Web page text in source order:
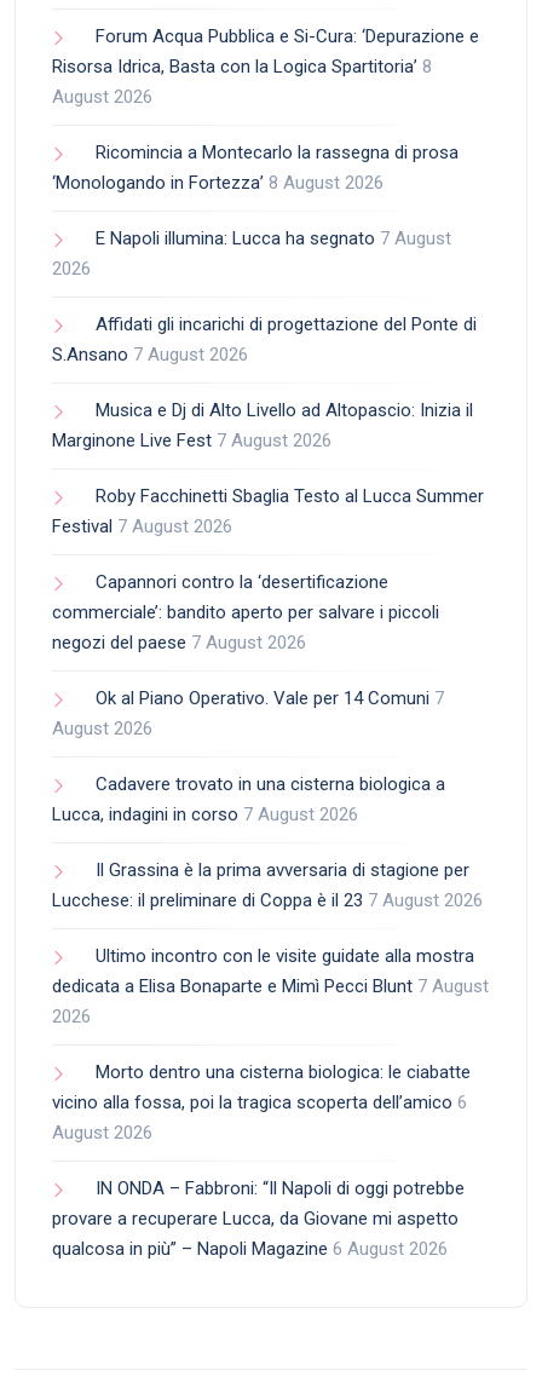
Forum Acqua Pubblica e Si-Cura: ‘Depurazione e
Risorsa Idrica, Basta con la Logica Spartitoria’ 8
August 2026
Ricomincia a Montecarlo la rassegna di prosa
‘Monologando in Fortezza’ 8 August 2026
E Napoli illumina: Lucca ha segnato 7 August
2026
Affidati gli incarichi di progettazione del Ponte di
S.Ansano 7 August 2026
Musica e Dj di Alto Livello ad Altopascio: Inizia il
Marginone Live Fest 7 August 2026
Roby Facchinetti Sbaglia Testo al Lucca Summer
Festival 7 August 2026
Capannori contro la ‘desertificazione
commerciale’: bandito aperto per salvare i piccoli
negozi del paese 7 August 2026
Ok al Piano Operativo. Vale per 14 Comuni 7
August 2026
Cadavere trovato in una cisterna biologica a
Lucca, indagini in corso 7 August 2026
Il Grassina è la prima avversaria di stagione per
Lucchese: il preliminare di Coppa è il 23 7 August 2026
Ultimo incontro con le visite guidate alla mostra
dedicata a Elisa Bonaparte e Mimì Pecci Blunt 7 August
2026
Morto dentro una cisterna biologica: le ciabatte
vicino alla fossa, poi la tragica scoperta dell’amico 6
August 2026
IN ONDA – Fabbroni: “Il Napoli di oggi potrebbe
provare a recuperare Lucca, da Giovane mi aspetto
qualcosa in più” – Napoli Magazine 6 August 2026